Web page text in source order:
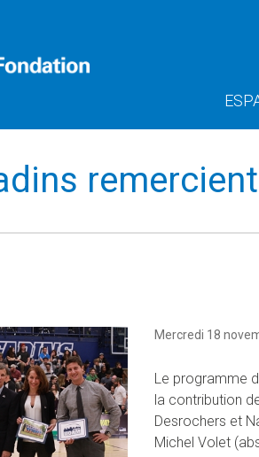
Mercredi 18
Le programme
la contribution
Desrochers et
Michel Volet